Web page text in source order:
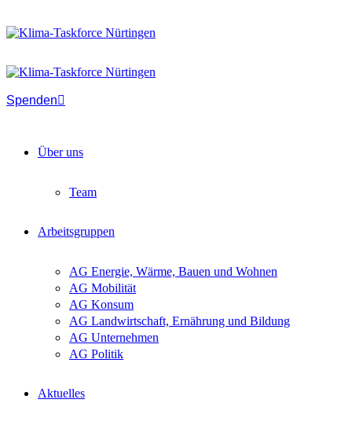
Spenden
Über uns
Team
Arbeitsgruppen
AG Energie, Wärme, Bauen und Wohnen
AG Mobilität
AG Konsum
AG Landwirtschaft, Ernährung und Bildung
AG Unternehmen
AG Politik
Aktuelles